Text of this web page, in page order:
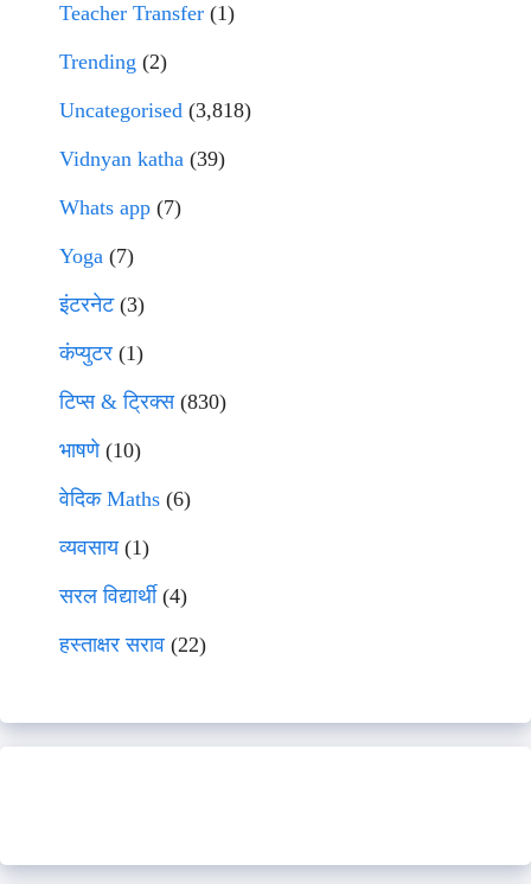
Teacher Transfer (1)
Trending (2)
Uncategorised (3,818)
Vidnyan katha (39)
Whats app (7)
Yoga (7)
इंटरनेट(3)
कंप्युटर (1)
टिप्स & ट्रिक्स(830)
भाषणे(10)
वेदिक Maths (6)
व्यवसाय(1)
सरल विद्यार्थी(4)
हस्ताक्षर सराव (22)